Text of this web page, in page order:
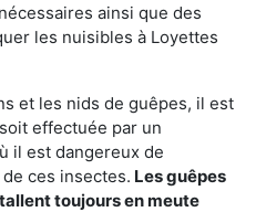
ainsi que des
les nuisibles à Loyettes
et les nids de guêpes, il est
effectuée par un
il est dangereux de
ces insectes. Les guêpes
toujours en meute